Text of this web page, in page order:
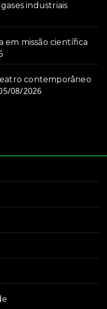
industriais
em missão científica
contemporâneo
08/2026